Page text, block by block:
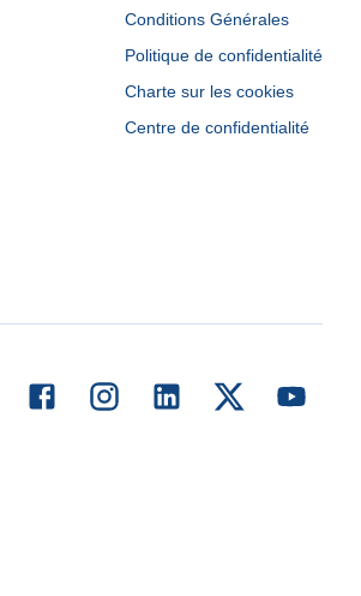
Conditions Générales
Politique de confidentialité
Charte sur les cookies
Centre de confidentialité